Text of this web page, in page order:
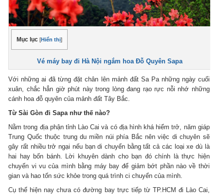
Mục lục [Hiển thị]
Vé máy bay đi Hà Nội ngắm hoa Đỗ Quyên Sapa
Với những ai đã từng đặt chân lên mảnh đất Sa Pa những ngày cuối
xuân, chắc hẳn giờ phút này trong lòng đang rạo rực nỗi nhớ những
cánh hoa đỗ quyên của mảnh đất Tây Bắc.
Từ Sài Gòn đi Sapa như thế nào?
Nằm trong địa phận tỉnh Lào Cai và có địa hình khá hiểm trở, năm giáp
Trung Quốc thuộc trung du miền núi phía Bắc nên việc di chuyên sẽ
gây rất nhiều trở ngại nếu bạn di chuyển bằng tất cả các loại xe dù là
hai hay bốn bánh. Lời khuyên dành cho bạn đó chính là thực hiện
chuyến vi vu của mình bằng máy bay để giảm bớt phần nào về thời
gian và hao tốn sức khỏe trong quá trình ci chuyển của mình.
Cụ thể hiện nay chưa có đường bay trực tiếp từ TP.HCM đi Lào Cai,